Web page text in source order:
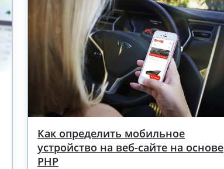
Как определить мобильное
устройство на веб-сайте на основе
PHP